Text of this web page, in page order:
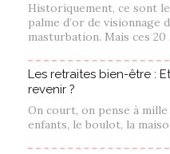
Historiquement, ce sont
palme d’or de
masturbation. Mais ces 20
Les retraites bien-être :
revenir ?
On court, on pense à
enfants, le boulot, la